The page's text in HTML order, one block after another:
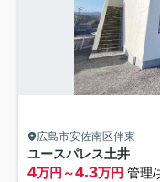
広島市安佐南区伴東
ユースパレス土井
4万円～4.3万円 管理/